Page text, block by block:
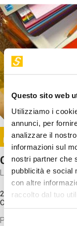
Questo sito web
Utilizziamo i
annunci, per
analizzare il
informazioni sul
nostri partner che
pubblicità e social
con altre
raccolto dal tuo
Selezione
Image
Come
Laboratorio
20 Set 2026 / 11:15 -
Costo
Proveremo a